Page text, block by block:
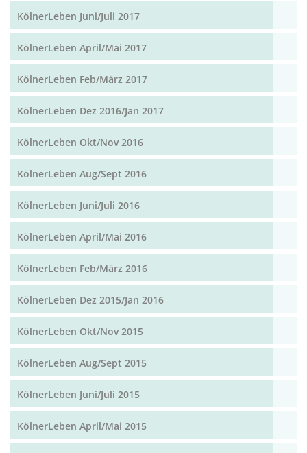
KölnerLeben Juni/Juli 2017
KölnerLeben April/Mai 2017
KölnerLeben Feb/März 2017
KölnerLeben Dez 2016/Jan 2017
KölnerLeben Okt/Nov 2016
KölnerLeben Aug/Sept 2016
KölnerLeben Juni/Juli 2016
KölnerLeben April/Mai 2016
KölnerLeben Feb/März 2016
KölnerLeben Dez 2015/Jan 2016
KölnerLeben Okt/Nov 2015
KölnerLeben Aug/Sept 2015
KölnerLeben Juni/Juli 2015
KölnerLeben April/Mai 2015